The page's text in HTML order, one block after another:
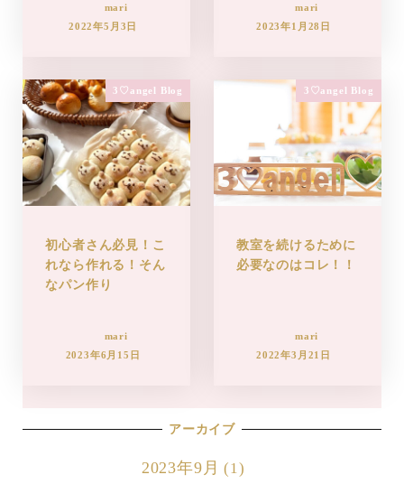
mari
2022年5月3日
mari
2023年1月28日
3♡angel Blog
初心者さん必見！こ
れなら作れる！そん
なパン作り
mari
2023年6月15日
3♡angel Blog
教室を続けるために
必要なのはコレ！！
mari
2022年3月21日
アーカイブ
2023年9月 (1)